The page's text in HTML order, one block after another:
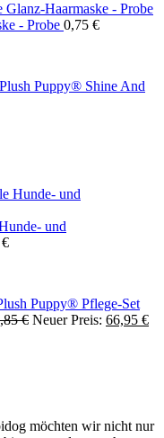
- Probe 0,75 €
Plush Puppy® Shine And
und
€
Puppy® Pflege-Set
€ Ursprünglicher
Neuer Preis: 66,95 €
möchten wir nicht nur